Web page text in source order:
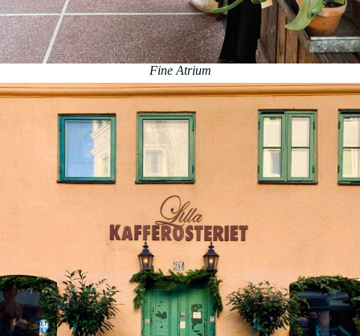
Fine Atrium